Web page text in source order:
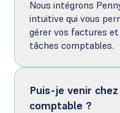
Nous intégrons
intuitive qui vous
gérer vos factures
tâches comptables.
Puis-je venir
comptable ?